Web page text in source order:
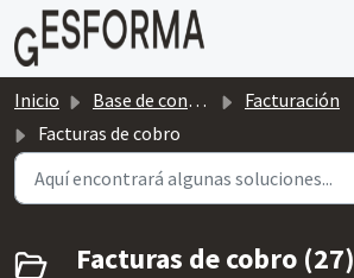
Saltar al contenido principal
Inicio Base de conocimientos
Facturación
Facturas de cobro
Facturas de cobro (27)